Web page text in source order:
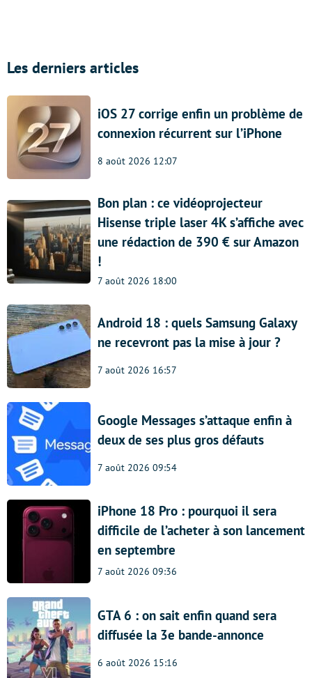
Les derniers articles
iOS 27 corrige enfin un problème de
connexion récurrent sur l’iPhone
8 août 2026 12:07
Bon plan : ce vidéoprojecteur
Hisense triple laser 4K s’affiche avec
une rédaction de 390 € sur Amazon
!
7 août 2026 18:00
Android 18 : quels Samsung Galaxy
ne recevront pas la mise à jour ?
7 août 2026 16:57
Google Messages s’attaque enfin à
deux de ses plus gros défauts
7 août 2026 09:54
iPhone 18 Pro : pourquoi il sera
difficile de l’acheter à son lancement
en septembre
7 août 2026 09:36
GTA 6 : on sait enfin quand sera
diffusée la 3e bande-annonce
6 août 2026 15:16